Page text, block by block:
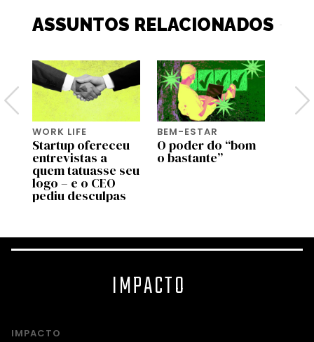
ASSUNTOS RELACIONADOS
WORK LIFE
Startup ofereceu
entrevistas a
quem tatuasse seu
logo – e o CEO
pediu desculpas
BEM-ESTAR
O poder do “bom
o bastante”
IMPACTO
IMPACTO